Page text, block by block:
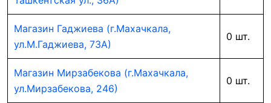
Магазин Гаджиева (г.Махачкала,
ул.М.Гаджиева, 73А)
0 шт.
Магазин Мирзабекова (г.Махачкала,
ул.Мирзабекова, 246)
0 шт.